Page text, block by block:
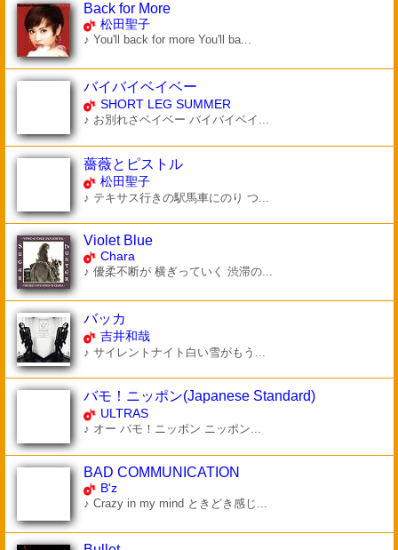
Back for More
松田聖子
♪ You'll back for more You'll ba...
バイバイベイベー
SHORT LEG SUMMER
♪ お別れさベイベー バイバイベイ...
薔薇とピストル
松田聖子
♪ テキサス行きの駅馬車にのり つ...
Violet Blue
Chara
♪ 優柔不断が 横ぎっていく 渋滞の...
バッカ
吉井和哉
♪ サイレントナイト白い雪がもう...
バモ！ニッポン(Japanese Standard)
ULTRAS
♪ オー バモ！ニッポン ニッポン...
BAD COMMUNICATION
B'z
♪ Crazy in my mind ときどき感じ...